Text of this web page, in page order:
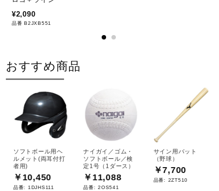
¥2,090
品番 B2JXB551
おすすめ商品
ソフトボール用ヘ
ルメット(両耳付打
者用)
￥10,450
品番: 1DJHS111
ナイガイ／ゴム・
ソフトボール／検
定1号（1ダース）
￥11,088
品番: 2OS541
サイン用バット
（野球）
￥7,700
品番: 2ZT510